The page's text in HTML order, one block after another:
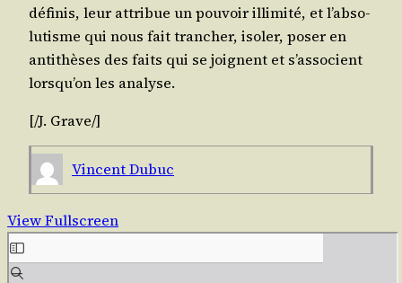
défi­nis, leur attri­bue un pou­voir illi­mi­té, et l’ab­so­
lu­tisme qui nous fait tran­cher, iso­ler, poser en
anti­thèses des faits qui se joignent et s’as­so­cient
lors­qu’on les analyse.
[/​J. Grave/​]
Vincent Dubuc
View Fullscreen